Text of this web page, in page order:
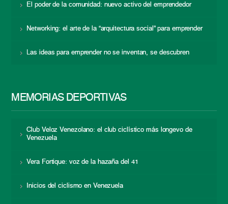
El poder de la comunidad: nuevo activo del emprendedor
Networking: el arte de la “arquitectura social” para emprender
Las ideas para emprender no se inventan, se descubren
MEMORIAS DEPORTIVAS
Club Veloz Venezolano: el club ciclístico más longevo de
Venezuela
Vera Fortique: voz de la hazaña del 41
Inicios del ciclismo en Venezuela